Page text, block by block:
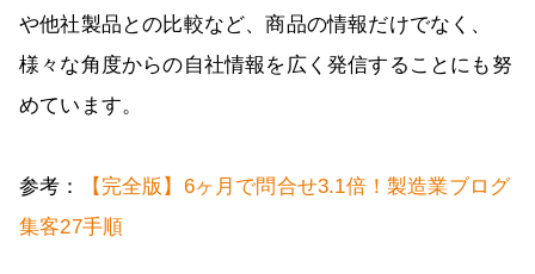
や他社製品との比較など、商品の情報だけでなく、
様々な角度からの自社情報を広く発信することにも努
めています。
参考：
【完全版】6ヶ月で問合せ3.1倍！製造業ブログ
集客27手順